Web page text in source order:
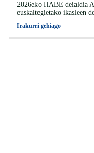
2026eko HABE deialdia
euskaltegietako ikasleen
Irakurri gehiago